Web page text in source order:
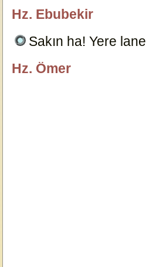
Hz. Ebubekir
Sakın ha! Yere
Hz. Ömer